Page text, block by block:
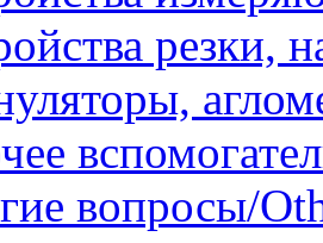
резки,
вопросы/